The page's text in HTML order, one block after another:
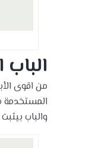
المستخدمة
والباب